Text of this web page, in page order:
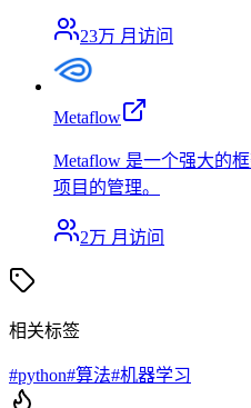
23万 月访问
Metaflow
Metaflow 是一个强大的
项目的管理。
2万 月访问
相关标签
#python#算法#机器学习